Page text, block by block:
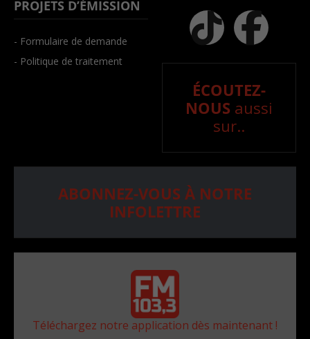
PROJETS D’ÉMISSION
- Formulaire de demande
- Politique de traitement
ÉCOUTEZ-
NOUS aussi
sur..
ABONNEZ-VOUS À NOTRE
INFOLETTRE
Téléchargez notre application dès maintenant !